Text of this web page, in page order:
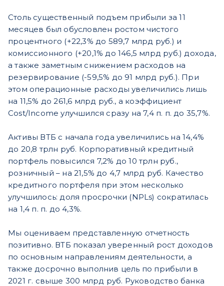
Столь существенный подъем прибыли за 11
месяцев был обусловлен ростом чистого
процентного (+22,3% до 589,7 млрд руб.) и
комиссионного (+20,1% до 146,5 млрд руб.) дохода,
а также заметным снижением расходов на
резервирование (-59,5% до 91 млрд руб.). При
этом операционные расходы увеличились лишь
на 11,5% до 261,6 млрд руб., а коэффициент
Cost/Income улучшился сразу на 7,4 п. п. до 35,7%.
Активы ВТБ с начала года увеличились на 14,4%
до 20,8 трлн руб. Корпоративный кредитный
портфель повысился 7,2% до 10 трлн руб.,
розничный – на 21,5% до 4,7 млрд руб. Качество
кредитного портфеля при этом несколько
улучшилось: доля просрочки (NPLs) сократилась
на 1,4 п. п. до 4,3%.
Мы оцениваем представленную отчетность
позитивно. ВТБ показал уверенный рост доходов
по основным направлениям деятельности, а
также досрочно выполнив цель по прибыли в
2021 г. свыше 300 млрд руб. Руководство банка